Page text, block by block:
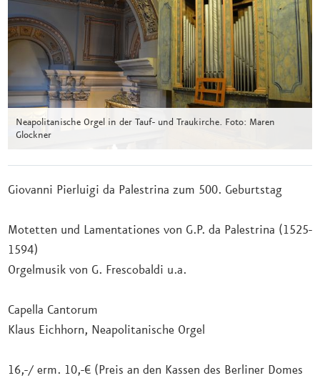
Neapolitanische Orgel in der Tauf- und Traukirche. Foto: Maren
Glockner
Giovanni Pierluigi da Palestrina zum 500. Geburtstag
Motetten und Lamentationes von G.P. da Palestrina (1525-
1594)
Orgelmusik von G. Frescobaldi u.a.
Capella Cantorum
Klaus Eichhorn, Neapolitanische Orgel
16,-/ erm. 10,-€ (Preis an den Kassen des Berliner Domes